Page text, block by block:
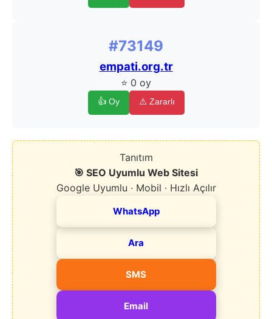
#73149
empati.org.tr
⭐ 0 oy
👍 Oy ⚠️ Zararlı
Tanıtım
🎯 SEO Uyumlu Web Sitesi
Google Uyumlu · Mobil · Hızlı Açılır
WhatsApp
Ara
SMS
Email